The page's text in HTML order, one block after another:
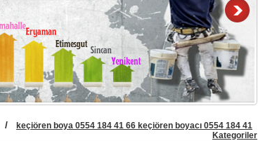
/
keçiören boya 0554 184 41 66 keçiören boyacı 0554 184 41
Kategoriler